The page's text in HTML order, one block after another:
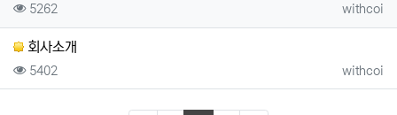
등록자
withcoi
조회
5262
회사소개
등록자
withcoi
조회
5402